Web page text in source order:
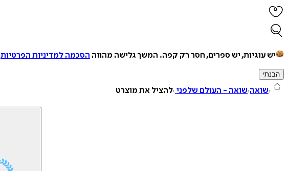
יש עוגיות, יש ספרים, חסר רק קפה. המשך גלישה מהווה הסכמה למדיניות הפרטיות
הבנתי
שואה שואה - העולם שלפני להציל את מוצרט